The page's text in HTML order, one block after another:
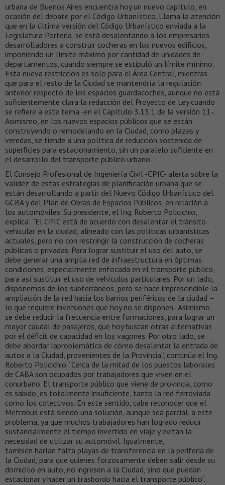
urbana de Buenos Aires encuentra hoy un nuevo capítulo, en
ocasión del debate por el Código Urbanístico. Llama la atención
que en la última versión del Código Urbanístico enviada a la
Legislatura Porteña, se está desalentando a los empresarios
desarrolladores a construir cocheras en los nuevos edificios,
imponiendo un límite máximo por cantidad de unidades de
departamentos, cuando siempre se estipuló un límite mínimo.
Esta nueva restricción es solo para el Área Central, mientras
que para el resto de la Ciudad se mantendría la regulación
anterior respecto de los espacios guardacoches, aunque no está
suficientemente clara la redacción del Proyecto de Ley cuando
se refiere a este tema -en el Capítulo 3.13.1 de la versión 11-.
Asimismo, en los nuevos espacios públicos que se están
construyendo o remodelando en la Ciudad, como plazas y
veredas, se tiende a una política de reducción sostenida de
superficies para estacionamiento, sin un paralelo suficiente en
el desarrollo del transporte público urbano.
El Consejo Profesional de Ingeniería Civil -CPIC- alerta sobre la
validez de estas estrategias de planificación urbana que se
están desarrollando a partir del Nuevo Código Urbanístico del
GCBA y del Plan de Obras de Espacios Públicos, en relación a
los automóviles. Su presidente, el Ing. Roberto Policichio,
explica: “El CPIC está de acuerdo con desalentar el tránsito
vehicular en la ciudad, alineado con las políticas urbanísticas
actuales, pero no con restringir la construcción de cocheras
públicas o privadas. Para lograr sustituir el uso del auto, se
debe generar una amplia red de infraestructura en óptimas
condiciones, especialmente enfocada en el transporte público,
para así sustituir el uso de vehículos particulares. Por un lado,
disponemos de los subterráneos, pero se hace imprescindible la
ampliación de la red hacia los barrios periféricos de la ciudad –
lo que requiere inversiones que hoy no se disponen-. Asimismo,
se debe reducir la frecuencia entre formaciones, para lograr un
mayor caudal de pasajeros, que hoy buscan otras alternativas
por el déficit de capacidad en los vagones. Por otro lado, se
debe abordar laproblemática de cómo desalentar la entrada de
autos a la Ciudad, provenientes de la Provincia”, continúa el Ing.
Roberto Policichio. “Cerca de la mitad de los puestos laborales
de CABA son ocupados por trabajadores que viven en el
conurbano. El transporte público que viene de provincia, como
es sabido, es totalmente insuficiente, tanto la red ferroviaria
como los colectivos. En este sentido, cabe reconocer que el
Metrobus está siendo una solución, aunque sea parcial, a este
problema, ya que muchos trabajadores han logrado reducir
sustancialmente el tiempo invertido en viaje y evitan la
necesidad de utilizar su automóvil. Igualmente,
también harían falta playas de transferencia en la periferia de
la Ciudad, para que quienes forzosamente deben salir desde su
domicilio en auto, no ingresen a la Ciudad, sino que puedan
estacionar y hacer un trasbordo hacia el transporte público”.